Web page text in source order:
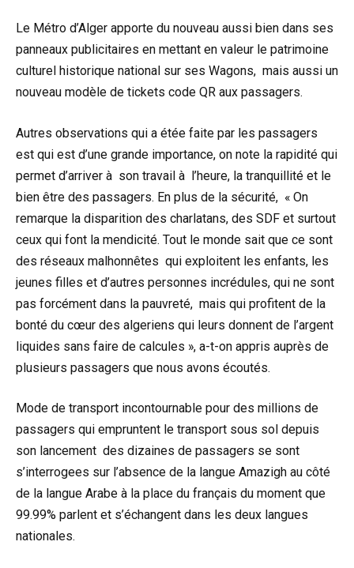
Le Métro d’Alger apporte du nouveau aussi bien dans ses
panneaux publicitaires en mettant en valeur le patrimoine
culturel historique national sur ses Wagons, mais aussi un
nouveau modèle de tickets code QR aux passagers.
Autres observations qui a étée faite par les passagers
est qui est d’une grande importance, on note la rapidité qui
permet d’arriver à son travail à l’heure, la tranquillité et le
bien être des passagers. En plus de la sécurité, « On
remarque la disparition des charlatans, des SDF et surtout
ceux qui font la mendicité. Tout le monde sait que ce sont
des réseaux malhonnêtes qui exploitent les enfants, les
jeunes filles et d’autres personnes incrédules, qui ne sont
pas forcément dans la pauvreté, mais qui profitent de la
bonté du cœur des algeriens qui leurs donnent de l’argent
liquides sans faire de calcules », a-t-on appris auprès de
plusieurs passagers que nous avons écoutés.
Mode de transport incontournable pour des millions de
passagers qui empruntent le transport sous sol depuis
son lancement des dizaines de passagers se sont
s’interrogees sur l’absence de la langue Amazigh au côté
de la langue Arabe à la place du français du moment que
99.99% parlent et s’échangent dans les deux langues
nationales.